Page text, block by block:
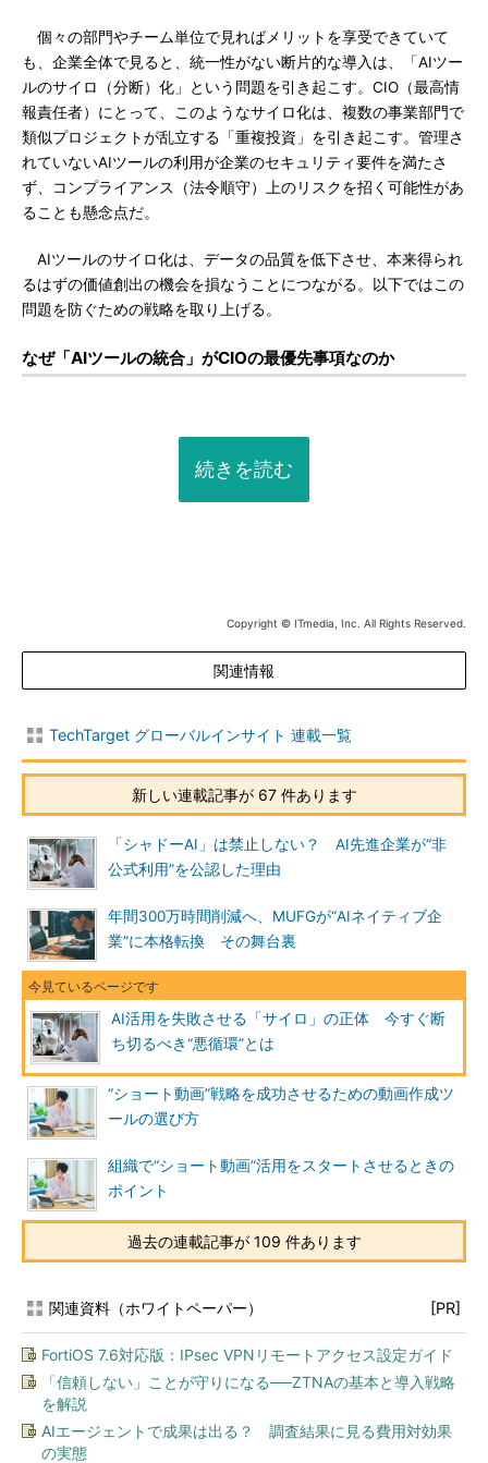
個々の部門やチーム単位で見ればメリットを享受できていて
も、企業全体で見ると、統一性がない断片的な導入は、「AIツー
ルのサイロ（分断）化」という問題を引き起こす。CIO（最高情
報責任者）にとって、このようなサイロ化は、複数の事業部門で
類似プロジェクトが乱立する「重複投資」を引き起こす。管理さ
れていないAIツールの利用が企業のセキュリティ要件を満たさ
ず、コンプライアンス（法令順守）上のリスクを招く可能性があ
ることも懸念点だ。
AIツールのサイロ化は、データの品質を低下させ、本来得られ
るはずの価値創出の機会を損なうことにつながる。以下ではこの
問題を防ぐための戦略を取り上げる。
なぜ「AIツールの統合」がCIOの最優先事項なのか
続きを読む
Copyright © ITmedia, Inc. All Rights Reserved.
関連情報
TechTarget グローバルインサイト 連載一覧
新しい連載記事が 67 件あります
「シャドーAI」は禁止しない？ AI先進企業が“非
公式利用”を公認した理由
年間300万時間削減へ、MUFGが“AIネイティブ企
業”に本格転換 その舞台裏
AI活用を失敗させる「サイロ」の正体 今すぐ断
ち切るべき“悪循環”とは
“ショート動画”戦略を成功させるための動画作成ツ
ールの選び方
組織で“ショート動画”活用をスタートさせるときの
ポイント
過去の連載記事が 109 件あります
関連資料（ホワイトペーパー） [PR]
FortiOS 7.6対応版：IPsec VPNリモートアクセス設定ガイド
「信頼しない」ことが守りになる──ZTNAの基本と導入戦略
を解説
AIエージェントで成果は出る？ 調査結果に見る費用対効果
の実態